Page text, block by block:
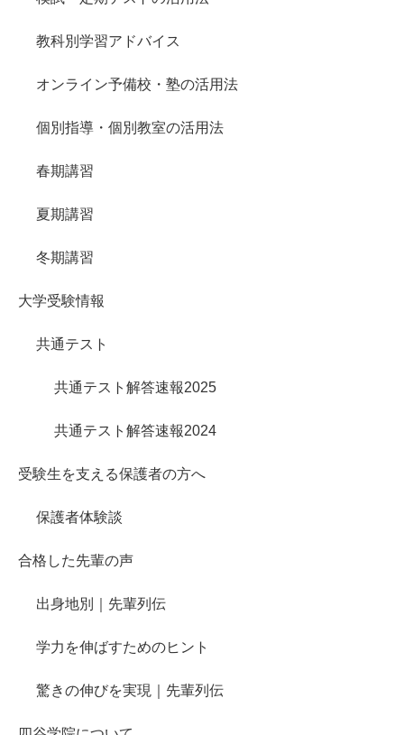
教科別学習アドバイス
オンライン予備校・塾の活用法
個別指導・個別教室の活用法
春期講習
夏期講習
冬期講習
大学受験情報
共通テスト
共通テスト解答速報2025
共通テスト解答速報2024
受験生を支える保護者の方へ
保護者体験談
合格した先輩の声
出身地別｜先輩列伝
学力を伸ばすためのヒント
驚きの伸びを実現｜先輩列伝